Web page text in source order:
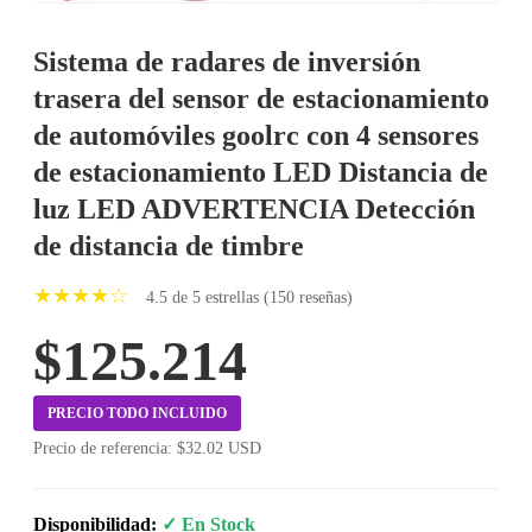
Sistema de radares de inversión
trasera del sensor de estacionamiento
de automóviles goolrc con 4 sensores
de estacionamiento LED Distancia de
luz LED ADVERTENCIA Detección
de distancia de timbre
★★★★☆ 4.5 de 5 estrellas (150 reseñas)
$125.214
PRECIO TODO INCLUIDO
Precio de referencia: $32.02 USD
Disponibilidad: ✓ En Stock